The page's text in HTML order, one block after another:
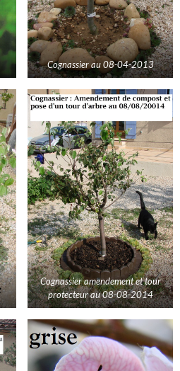
Cognassier au 08-04-2013
Cognassier amendement et tour
protecteur au 08-08-2014